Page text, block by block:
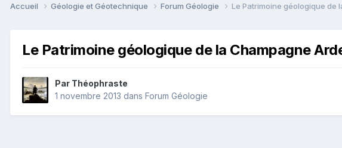
Accueil Géologie et Géotechnique Forum Géologie Le Patrimoine géologique de
Le Patrimoine géologique de la Champagne
Par Théophraste
1 novembre 2013 dans Forum Géologie